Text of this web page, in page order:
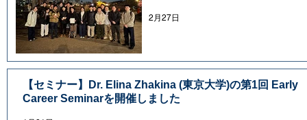
2月27日
【セミナー】Dr. Elina Zhakina (東京大学)の第1回 Early
Career Seminarを開催しました